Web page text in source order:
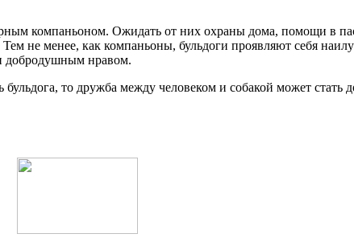
компаньоном. Ожидать от них охраны дома, помощи в
не менее, как компаньоны, бульдоги проявляют себя
добродушным нравом.
то дружба между человеком и собакой может стать